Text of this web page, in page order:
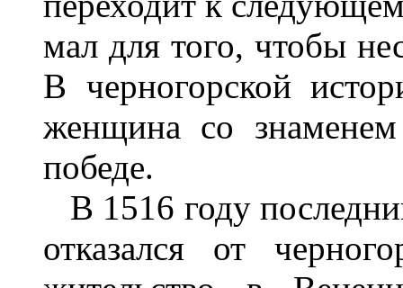
мал для того, чтобы
В черногорской
женщина со
победе.
В 1516 году
отказался от